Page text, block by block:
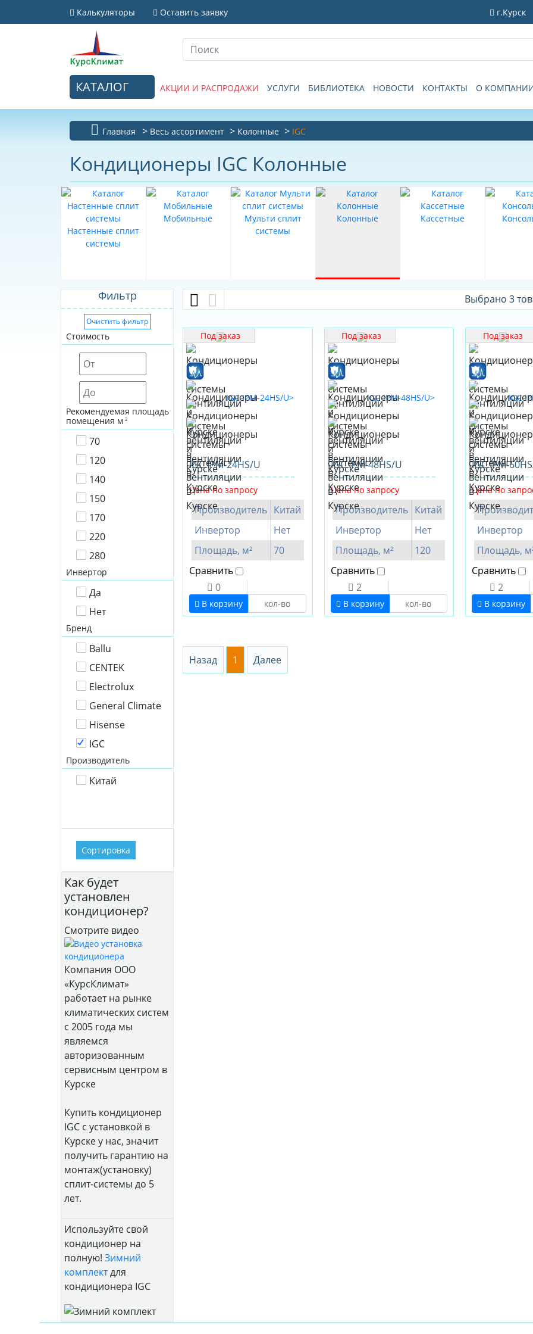
Калькуляторы Оставить заявку г.Курск
КАТАЛОГ АКЦИИ И РАСПРОДАЖИ УСЛУГИ БИБЛИОТЕКА НОВОСТИ КОНТАКТЫ О
Главная Весь ассортимент Колонные IGC
Кондиционеры IGC Колонные
Настенные сплит
системы
Мобильные
Мульти сплит
системы
Колонные Кассетные
Фильтр
Очистить фильтр
Стоимость
Рекомендуемая площадь
помещения м 2
70
120
140
150
170
220
280
Инвертор
Да
Нет
Бренд
Ballu
CENTEK
Electrolux
General Climate
Hisense
IGC
Производитель
Китай
Как будет
установлен
кондиционер?
Смотрите видео
Компания ООО
«КурсКлимат»
работает на рынке
климатических систем
с 2005 года мы
являемся
авторизованным
сервисным центром в
Курске
Купить кондиционер
IGC с установкой в
Курске у нас, значит
получить гарантию на
монтаж(установку)
сплит-системы до 5
лет.
Используйте свой
кондиционер на
полную! Зимний
комплектдля
кондиционера IGC
Выбрано 3
Под заказ
IGC IPM-24HS/U
Цена по запросу
Производитель Китай
Инвертор
Нет
Площадь, м²
70
Сравнить
0
В корзину
Под заказ
IGC IPM-48HS/U
Цена по запросу
Производитель Китай
Инвертор
Нет
Площадь, м²
120
Сравнить
2
В корзину
Под заказ
IGC IPM-
Цена по
Инвертор
Площадь,
Сравнить
2
В корзину
Назад 1 Далее